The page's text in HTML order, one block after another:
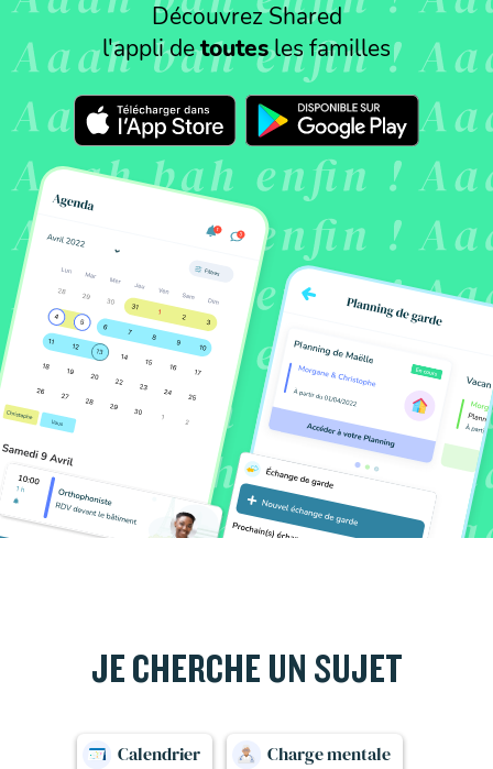
Découvrez Shared
l'appli detoutesles familles
JE CHERCHE UN SUJET
Calendrier Charge mentale